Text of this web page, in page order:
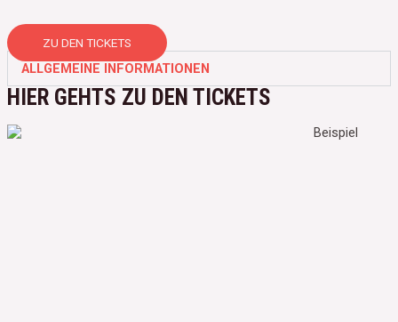
ZU DEN TICKETS
ALLGEMEINE INFORMATIONEN
HIER GEHTS ZU DEN TICKETS